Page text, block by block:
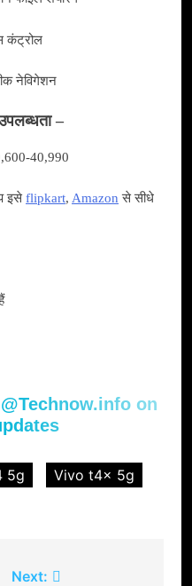
कंट्रोल
नेविगेशन
–
40,990
इसेflipkart, Amazon से सीधे
on
5g
Vivo t4x 5g
Next: